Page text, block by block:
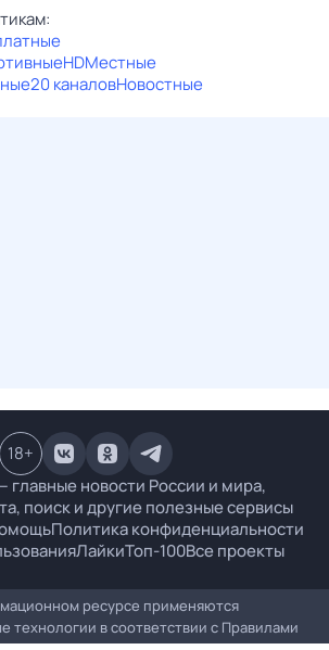
HDМестные
20 каналовНовостные
новости России и мира,
поиск и другие полезные сервисы
Политика конфиденциальности
ЛайкиТоп-100Все проекты
18+
ресурсе применяются
технологии в соответствии с Правилами